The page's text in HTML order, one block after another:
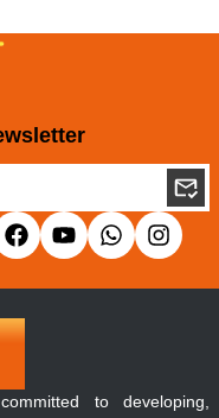
to developing,